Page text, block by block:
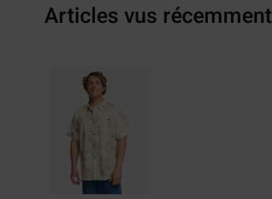
Articles vus récemment